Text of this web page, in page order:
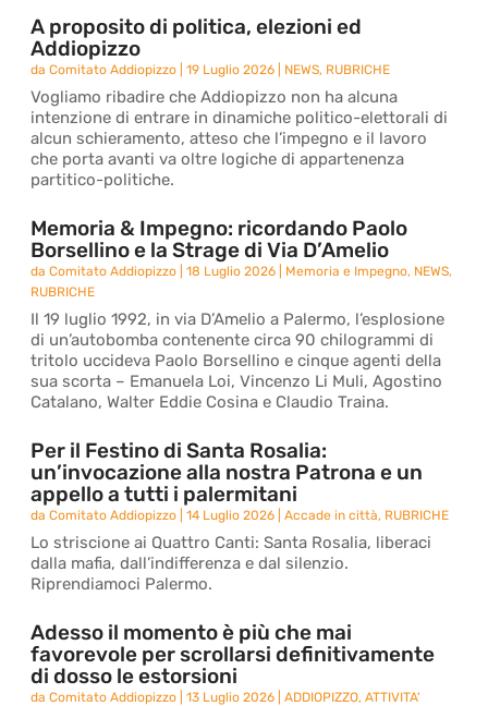
A proposito di politica, elezioni ed
Addiopizzo
daComitato Addiopizzo |19 Luglio 2026 NEWS, RUBRICHE
Vogliamo ribadire che Addiopizzo non ha alcuna
intenzione di entrare in dinamiche politico-elettorali di
alcun schieramento, atteso che l’impegno e il lavoro
che porta avanti va oltre logiche di appartenenza
partitico-politiche.
Memoria & Impegno: ricordando Paolo
Borsellino e la Strage di Via D’Amelio
daComitato Addiopizzo |18 Luglio 2026 Memoria e Impegno, NEWS,
RUBRICHE
Il 19 luglio 1992, in via D’Amelio a Palermo, l’esplosione
di un’autobomba contenente circa 90 chilogrammi di
tritolo uccideva Paolo Borsellino e cinque agenti della
sua scorta – Emanuela Loi, Vincenzo Li Muli, Agostino
Catalano, Walter Eddie Cosina e Claudio Traina.
Per il Festino di Santa Rosalia:
un’invocazione alla nostra Patrona e un
appello a tutti i palermitani
daComitato Addiopizzo |14 Luglio 2026 |Accade in città, RUBRICHE
Lo striscione ai Quattro Canti: Santa Rosalia, liberaci
dalla mafia, dall’indifferenza e dal silenzio.
Riprendiamoci Palermo.
Adesso il momento è più che mai
favorevole per scrollarsi definitivamente
di dosso le estorsioni
daComitato Addiopizzo |13 Luglio 2026 |ADDIOPIZZO,ATTIVITA'